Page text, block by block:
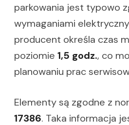
parkowania jest typowo
wymaganiami
producent określa czas
poziomie 1,5 godz., co
planowaniu prac
Elementy są zgodne z
17386. Taka informacja